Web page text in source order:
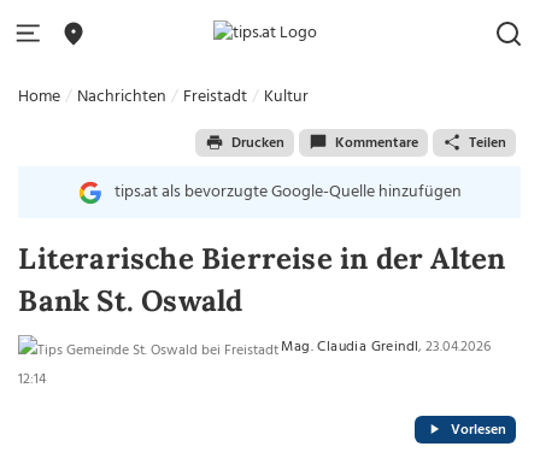
Home Nachrichten Freistadt Kultur
Drucken Kommentare Teilen
tips.at als bevorzugte Google-Quelle hinzufügen
Literarische Bierreise in der Alten
Bank St. Oswald
Mag. Claudia Greindl, 23.04.2026
12:14
Vorlesen